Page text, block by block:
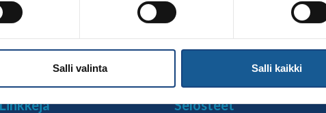
Salli valinta Salli kaikki
välttää tilannetta, jossa esimerkiksi karanteenien
järjestetään yhä […]
Linkkejä Selosteet